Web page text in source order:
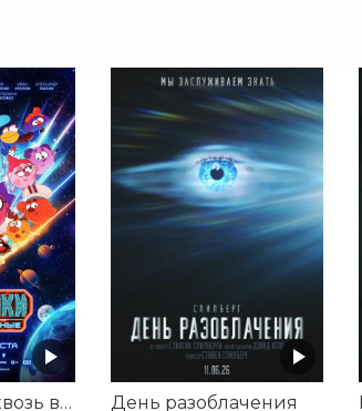
Смешарики сквозь вселенные День разоблачения